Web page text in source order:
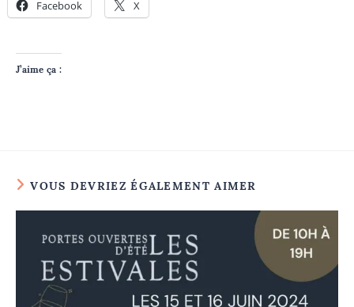
Facebook X
J’aime ça :
VOUS DEVRIEZ ÉGALEMENT AIMER